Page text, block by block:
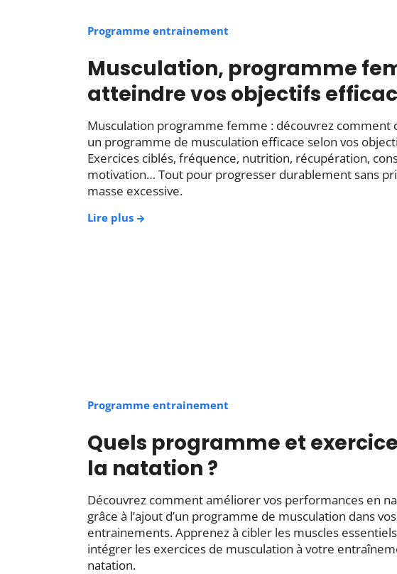
Programme entrainement
Musculation, programme
atteindre vos objectifs
Musculation programme femme : découvrez comment
un programme de musculation efficace selon vos
Exercices ciblés, fréquence, nutrition, récupération,
motivation… Tout pour progresser durablement sans
masse excessive.
Lire plus
Programme entrainement
Quels programme et
la natation ?
Découvrez comment améliorer vos performances en
grâce à l’ajout d’un programme de musculation dans vos
entrainements. Apprenez à cibler les muscles
intégrer les exercices de musculation à votre
natation.